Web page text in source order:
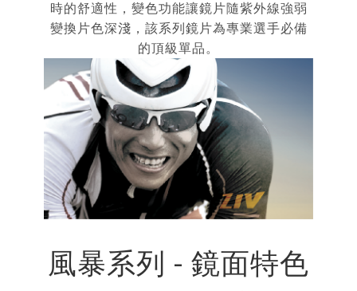
時的舒適性，變色功能讓鏡片隨紫外線強弱
變換片色深淺，該系列鏡片為專業選手必備
的頂級單品。
風暴系列 - 鏡面特色